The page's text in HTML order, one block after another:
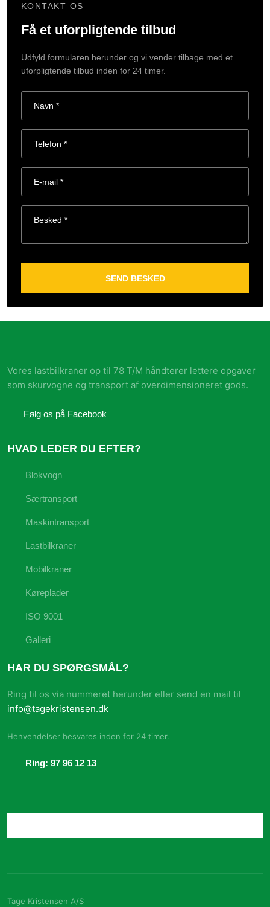
KONTAKT OS
Få et uforpligtende tilbud
Udfyld formularen herunder og vi vender tilbage med et
uforpligtende tilbud inden for 24 timer.
Vores lastbilkraner op til 78 T/M håndterer lettere opgaver
som skurvogne og transport af overdimensioneret gods.
​Følg os på Facebook
HVAD LEDER DU EFTER?
Blokvogn
Særtransport
Maskintransport
Lastbilkraner
Mobilkraner
Køreplader
ISO 9001
Galleri
HAR DU SPØRGSMÅL?
Ring til os via nummeret herunder eller send en mail til
info@tagekristensen.dk
Henvendelser besvares inden for 24 timer.​
Ring: 97 96 12 13
Tage Kristensen A/S